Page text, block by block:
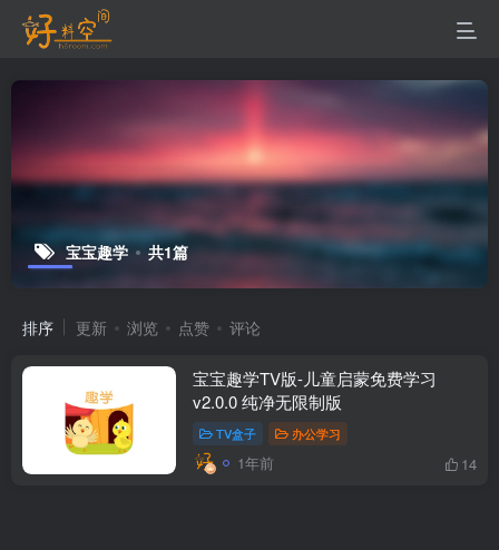
宝宝趣学 共1篇
排序 更新 浏览 点赞 评论
宝宝趣学TV版-儿童启蒙免费学习
v2.0.0 纯净无限制版
TV盒子 办公学习
1年前 14